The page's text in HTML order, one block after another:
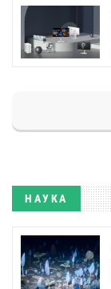
НАУКА